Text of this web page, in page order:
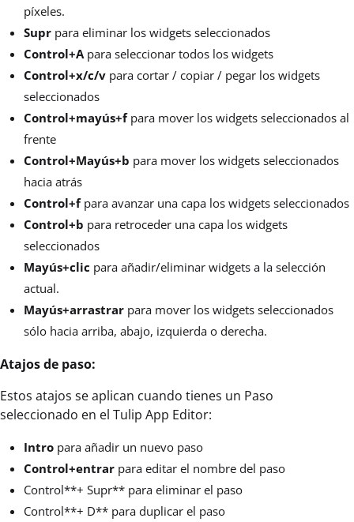
píxeles.
Supr para eliminar los widgets seleccionados
Control+Apara seleccionar todos los widgets
Control+x/c/v para cortar / copiar / pegar los widgets
seleccionados
Control+mayús+fpara mover los widgets seleccionados al
frente
Control+Mayús+b para mover los widgets seleccionados
hacia atrás
Control+fpara avanzar una capa los widgets seleccionados
Control+b para retroceder una capa los widgets
seleccionados
Mayús+clic para añadir/eliminar widgets a la selección
actual.
Mayús+arrastrar para mover los widgets seleccionados
sólo hacia arriba, abajo, izquierda o derecha.
Atajos de paso:
Estos atajos se aplican cuando tienes un Paso
seleccionado en el Tulip App Editor:
Intro para añadir un nuevo paso
Control+entrar para editar el nombre del paso
Control**+ Supr** para eliminar el paso
Control**+ D** para duplicar el paso